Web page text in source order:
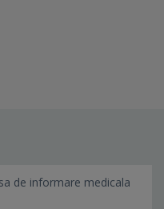
de informare medicala